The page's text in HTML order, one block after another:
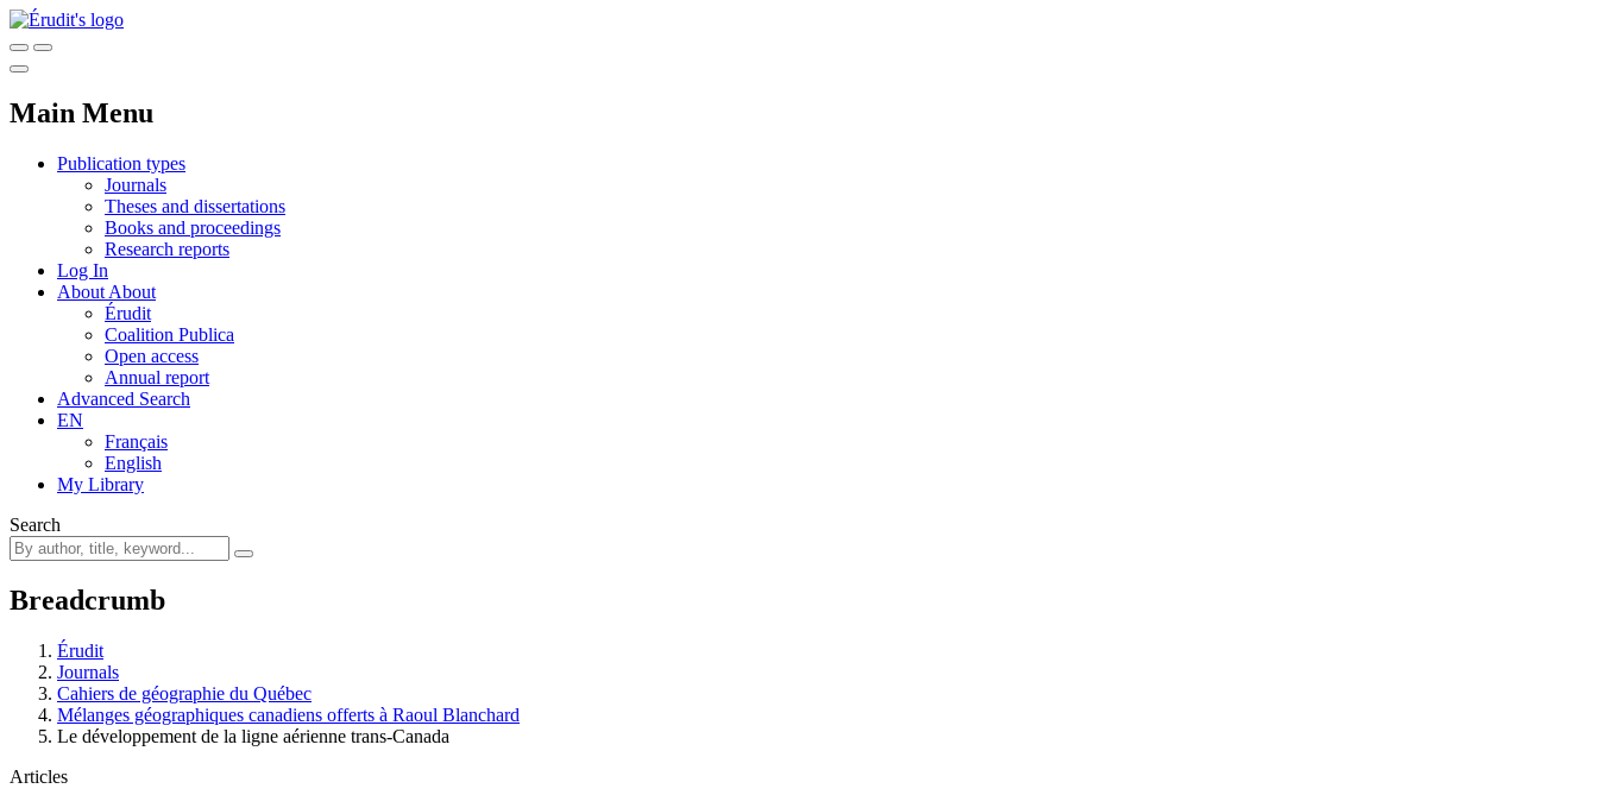
Main Menu
Publication types
Journals
Theses and dissertations
Books and proceedings
Research reports
Log In
About About
Érudit
Coalition Publica
Open access
Annual report
Advanced Search
EN
Français
English
My Library
Search
Breadcrumb
Érudit
Journals
Cahiers de géographie du Québec
Mélanges géographiques canadiens offerts à Raoul Blanchard
Le développement de la ligne aérienne trans-Canada
Articles